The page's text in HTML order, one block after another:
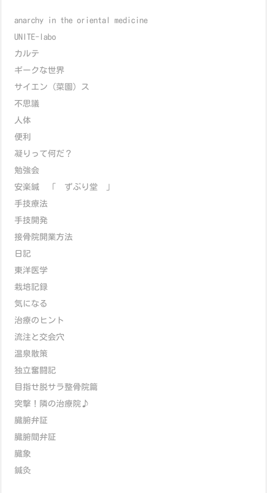
anarchy in the oriental medicine
UNITE-labo
カルテ
ギークな世界
サイエン（菜園）ス
不思議
人体
便利
凝りって何だ？
勉強会
安楽鍼 「 ずぶり堂 」
手技療法
手技開発
接骨院開業方法
日記
東洋医学
栽培記録
気になる
治療のヒント
流注と交会穴
温泉散策
独立奮闘記
目指せ脱サラ整骨院篇
突撃！隣の治療院♪
臓腑弁証
臓腑間弁証
臓象
鍼灸